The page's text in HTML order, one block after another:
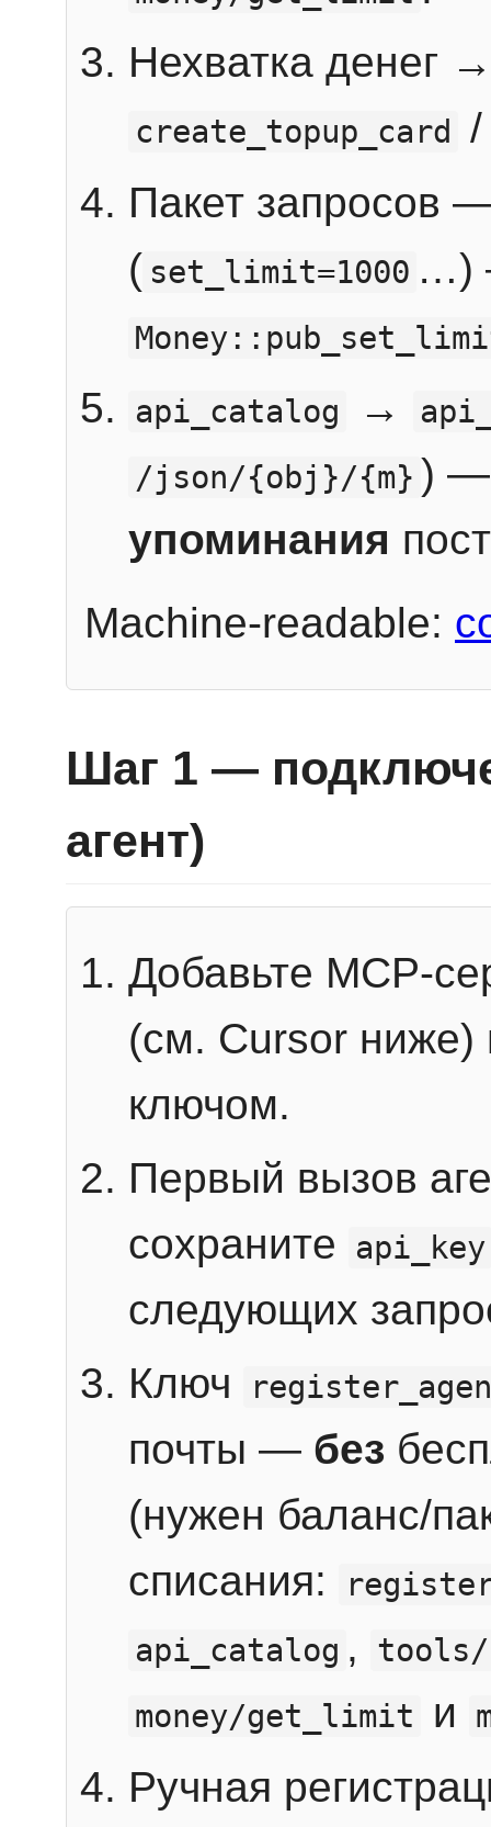
Нехватка денег
create_topup_card
Пакет запросов
( set_limit=1000 …)
api_catalog
→
/json/{obj}/{m} ) —
упоминания
Machine-readable:
Шаг 1 —
агент)
Добавьте MCP-
(см. Cursor ниже)
ключом.
Первый вызов
сохраните
api_key
следующих
Ключ
почты — без
(нужен баланс/
списания:
api_catalog ,
money/get_limit
и
Ручная